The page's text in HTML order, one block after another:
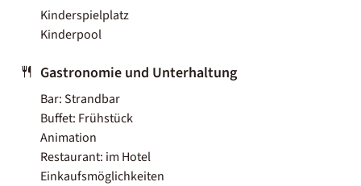
Kinderspielplatz
Kinderpool
Gastronomie und Unterhaltung
Bar: Strandbar
Buffet: Frühstück
Animation
Restaurant: im Hotel
Einkaufsmöglichkeiten